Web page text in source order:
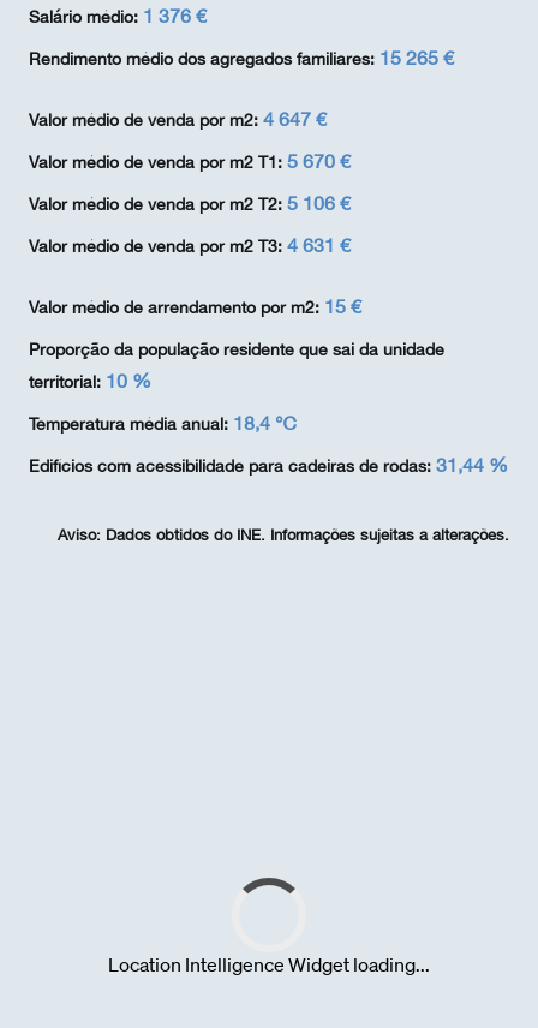
Salário médio: 1 376 €
Rendimento médio dos agregados familiares: 15 265 €
Valor médio de venda por m2: 4 647 €
Valor médio de venda por m2 T1: 5 670 €
Valor médio de venda por m2 T2: 5 106 €
Valor médio de venda por m2 T3: 4 631 €
Valor médio de arrendamento por m2: 15 €
Proporção da população residente que sai da unidade
territorial: 10 %
Temperatura média anual: 18,4 ℃
Edifícios com acessibilidade para cadeiras de rodas: 31,44 %
Aviso: Dados obtidos do INE. Informações sujeitas a alterações.